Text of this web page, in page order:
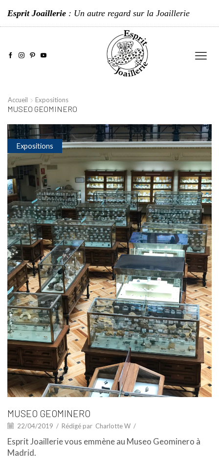
Esprit Joaillerie : Un autre regard sur la Joaillerie
Accueil Expositions
MUSEO GEOMINERO
Expositions
MUSEO GEOMINERO
22/04/2019 / Rédigé par Charlotte W /
Esprit Joaillerie vous emmène au Museo Geominero à
Madrid.